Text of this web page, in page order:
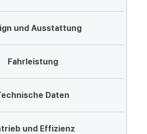
und Ausstattung
Fahrleistung
Daten
und Effizienz